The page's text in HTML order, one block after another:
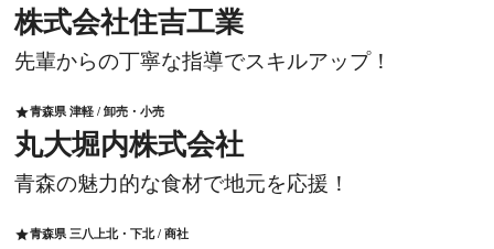
株式会社住吉工業
先輩からの丁寧な指導でスキルアップ！
star青森県 津軽 / 卸売・小売
丸大堀内株式会社
青森の魅力的な食材で地元を応援！
star青森県 三八上北・下北 / 商社